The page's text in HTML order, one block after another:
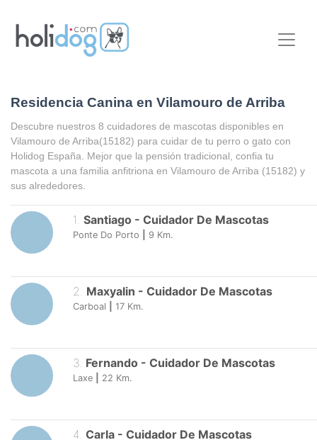
Residencia Canina en Vilamouro de Arriba
Descubre nuestros 8 cuidadores de mascotas disponibles en
Vilamouro de Arriba(15182) para cuidar de tu perro o gato con
Holidog España. Mejor que la pensión tradicional, confia tu
mascota a una familia anfitriona en Vilamouro de Arriba (15182) y
sus alrededores.
1 Santiago - Cuidador De Mascotas
Ponte Do Porto 9 Km.
2. Maxyalin - Cuidador De Mascotas
Carboal 17 Km.
3. Fernando - Cuidador De Mascotas
Laxe 22 Km.
4. Carla - Cuidador De Mascotas